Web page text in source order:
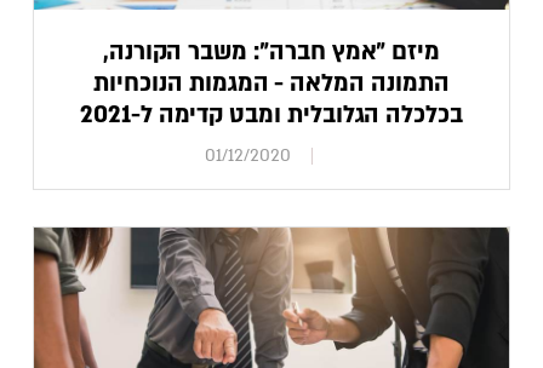
מיזם "אמץ חברה": משבר הקורנה,
התמונה המלאה - המגמות הנוכחיות
בכלכלה הגלובלית ומבט קדימה ל-2021
01/12/2020